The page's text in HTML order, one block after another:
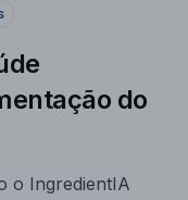
do
o IngredientIA